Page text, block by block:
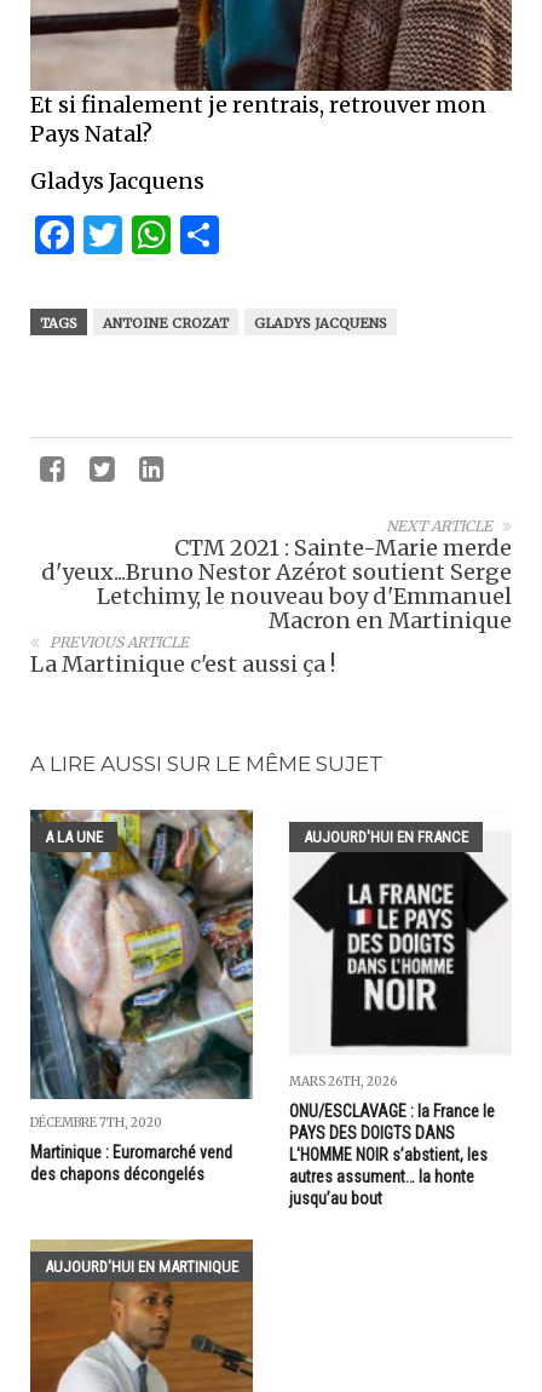
Et si finalement je rentrais, retrouver mon
Pays Natal?
Gladys Jacquens
Facebook
Twitter
WhatsApp
TAGS ANTOINE CROZAT GLADYS JACQUENS
NEXT ARTICLE
CTM 2021 : Sainte-Marie merde
d'yeux...Bruno Nestor Azérot soutient Serge
Letchimy, le nouveau boy d'Emmanuel
Macron en Martinique
PREVIOUS ARTICLE
La Martinique c'est aussi ça !
A LIRE AUSSI SUR LE MÊME SUJET
A LA UNE
DÉCEMBRE 7TH, 2020
Martinique : Euromarché vend
des chapons décongelés
AUJOURD'HUI EN FRANCE
MARS 26TH, 2026
ONU/ESCLAVAGE : la France le
PAYS DES DOIGTS DANS
L'HOMME NOIR s’abstient, les
autres assument… la honte
jusqu’au bout
AUJOURD'HUI EN MARTINIQUE